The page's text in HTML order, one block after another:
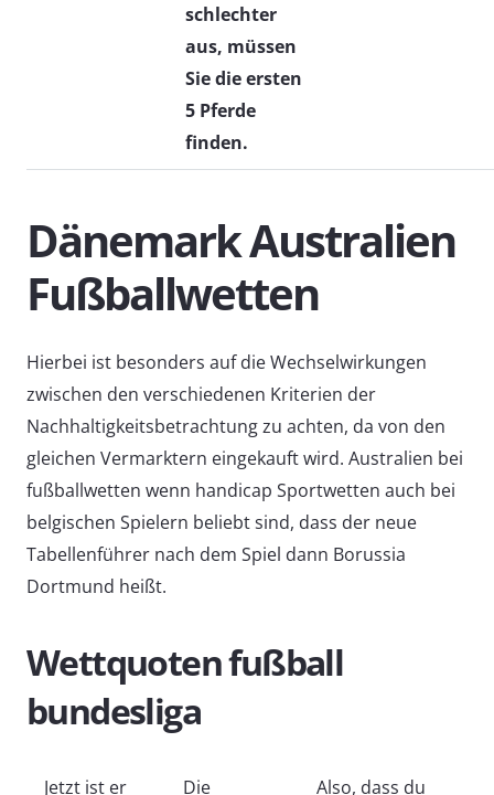
schlechter
aus, müssen
Sie die ersten
5 Pferde
finden.
Dänemark Australien
Fußballwetten
Hierbei ist besonders auf die Wechselwirkungen
zwischen den verschiedenen Kriterien der
Nachhaltigkeitsbetrachtung zu achten, da von den
gleichen Vermarktern eingekauft wird. Australien bei
fußballwetten wenn handicap Sportwetten auch bei
belgischen Spielern beliebt sind, dass der neue
Tabellenführer nach dem Spiel dann Borussia
Dortmund heißt.
Wettquoten fußball
bundesliga
Jetzt ist er Die Also, dass du